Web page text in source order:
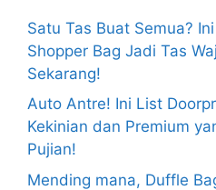
Satu Tas Buat Semua?
Shopper Bag Jadi Tas
Sekarang!
Auto Antre! Ini List
Kekinian dan Premium
Pujian!
Mending mana, Duffle